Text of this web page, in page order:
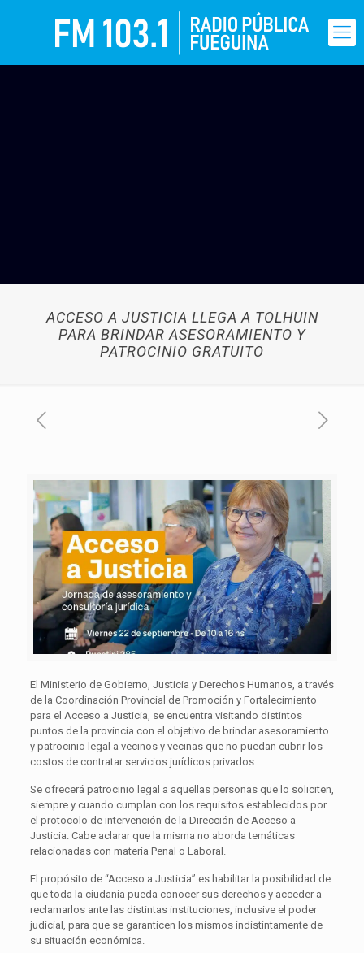
ACCESO A JUSTICIA LLEGA A TOLHUIN
PARA BRINDAR ASESORAMIENTO Y
PATROCINIO GRATUITO
El Ministerio de Gobierno, Justicia y Derechos Humanos, a través
de la Coordinación Provincial de Promoción y Fortalecimiento
para el Acceso a Justicia, se encuentra visitando distintos
puntos de la provincia con el objetivo de brindar asesoramiento
y patrocinio legal a vecinos y vecinas que no puedan cubrir los
costos de contratar servicios jurídicos privados.
Se ofrecerá patrocinio legal a aquellas personas que lo soliciten,
siempre y cuando cumplan con los requisitos establecidos por
el protocolo de intervención de la Dirección de Acceso a
Justicia. Cabe aclarar que la misma no aborda temáticas
relacionadas con materia Penal o Laboral.
El propósito de “Acceso a Justicia” es habilitar la posibilidad de
que toda la ciudanía pueda conocer sus derechos y acceder a
reclamarlos ante las distintas instituciones, inclusive el poder
judicial, para que se garanticen los mismos indistintamente de
su situación económica.